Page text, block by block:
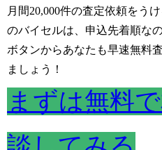
月間20,000件の査定依頼をう
のバイセルは、申込先着順な
ボタンからあなたも早速無料
ましょう！
まずは無料